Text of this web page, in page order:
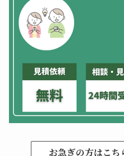
お急ぎの方はこち